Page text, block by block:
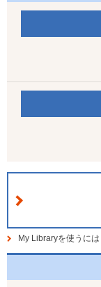
My Libraryを使うには